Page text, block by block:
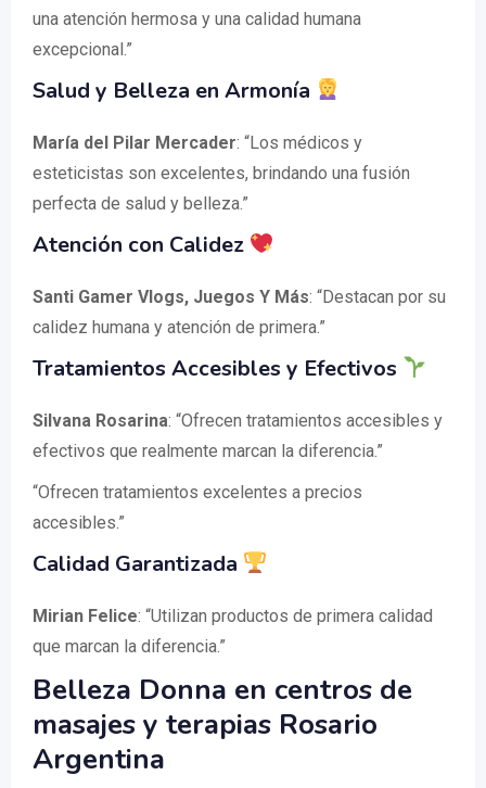
una atención hermosa y una calidad humana
excepcional.”
Salud y Belleza en Armonía
María del Pilar Mercader: “Los médicos y
esteticistas son excelentes, brindando una fusión
perfecta de salud y belleza.”
Atención con Calidez
Santi Gamer Vlogs, Juegos Y Más: “Destacan por su
calidez humana y atención de primera.”
Tratamientos Accesibles y Efectivos
Silvana Rosarina: “Ofrecen tratamientos accesibles y
efectivos que realmente marcan la diferencia.”
“Ofrecen tratamientos excelentes a precios
accesibles.”
Calidad Garantizada
Mirian Felice: “Utilizan productos de primera calidad
que marcan la diferencia.”
Belleza Donna en centros de
masajes y terapias Rosario
Argentina